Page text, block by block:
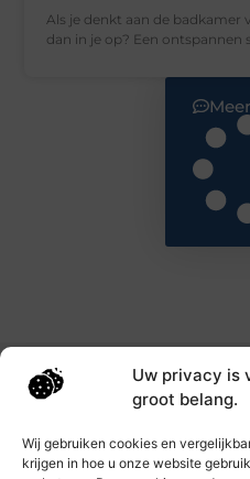
Uw privacy is
groot belang.
Wij gebruiken cookies en
krijgen in hoe u onze website
Als je denkt aan de
dan in je op? Een ontspannen
Main Links